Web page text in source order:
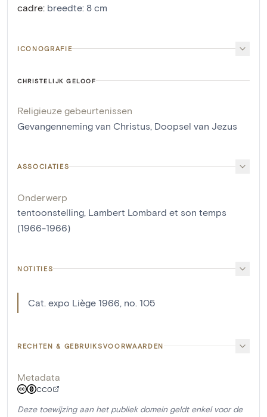
cadre: breedte: 8 cm
ICONOGRAFIE
CHRISTELIJK GELOOF
Religieuze gebeurtenissen
Gevangenneming van Christus Doopsel van Jezus
ASSOCIATIES
Onderwerp
tentoonstelling, Lambert Lombard et son temps
(1966-1966)
NOTITIES
Cat. expo Liège 1966, no. 105
RECHTEN & GEBRUIKSVOORWAARDEN
Metadata
CC0
Deze toewijzing aan het publiek domein geldt enkel voor de